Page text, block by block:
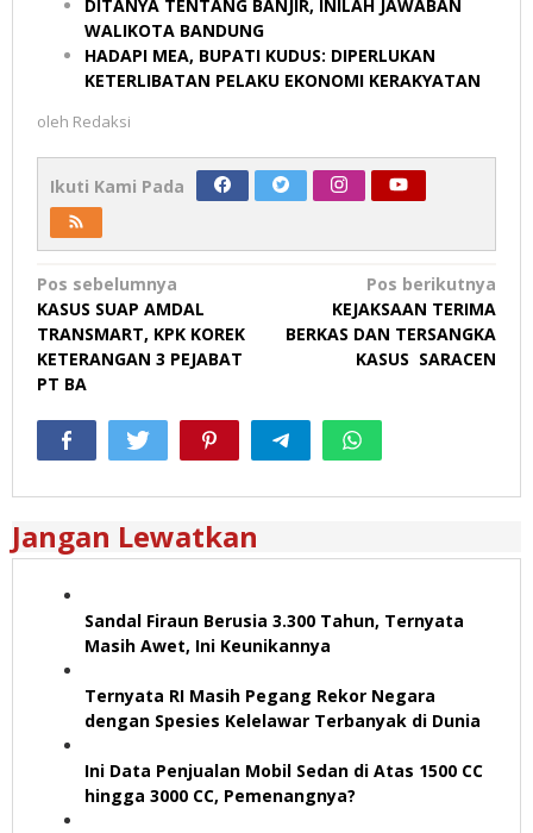
DITANYA TENTANG BANJIR, INILAH JAWABAN
WALIKOTA BANDUNG
HADAPI MEA, BUPATI KUDUS: DIPERLUKAN
KETERLIBATAN PELAKU EKONOMI KERAKYATAN
oleh Redaksi
Ikuti Kami Pada
Navigasi
pos
Pos sebelumnya
KASUS SUAP AMDAL
TRANSMART, KPK KOREK
KETERANGAN 3 PEJABAT
PT BA
Pos berikutnya
KEJAKSAAN TERIMA
BERKAS DAN TERSANGKA
KASUS SARACEN
Jangan Lewatkan
Sandal Firaun Berusia 3.300 Tahun, Ternyata
Masih Awet, Ini Keunikannya
Ternyata RI Masih Pegang Rekor Negara
dengan Spesies Kelelawar Terbanyak di Dunia
Ini Data Penjualan Mobil Sedan di Atas 1500 CC
hingga 3000 CC, Pemenangnya?